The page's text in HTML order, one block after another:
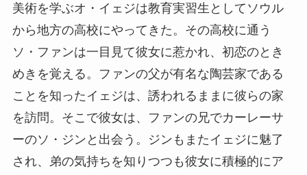
美術を学ぶオ・イェジは教育実習生としてソウル
から地方の高校にやってきた。その高校に通う
ソ・ファンは一目見て彼女に惹かれ、初恋のとき
めきを覚える。ファンの父が有名な陶芸家である
ことを知ったイェジは、誘われるままに彼らの家
を訪問。そこで彼女は、ファンの兄でカーレーサ
ーのソ・ジンと出会う。ジンもまたイェジに魅了
され、弟の気持ちを知りつつも彼女に積極的にア